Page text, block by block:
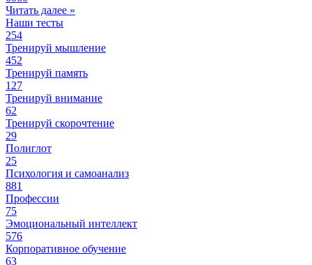
Читать далее »
Наши тесты
254
Тренируй мышление
452
Тренируй память
127
Тренируй внимание
62
Тренируй скорочтение
29
Полиглот
25
Психология и самоанализ
881
Профессии
75
Эмоциональный интеллект
576
Корпоративное обучение
63